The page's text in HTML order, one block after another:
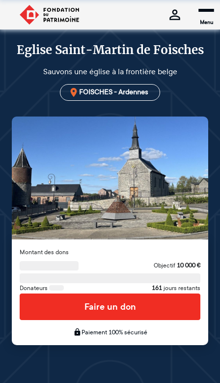
Menu
Eglise Saint-Martin de Foisches
Sauvons une église à la frontière belge
FOISCHES - Ardennes
Montant des dons
Objectif 10 000€
Donateurs 161 jours restants
Faire un don
Paiement 100% sécurisé